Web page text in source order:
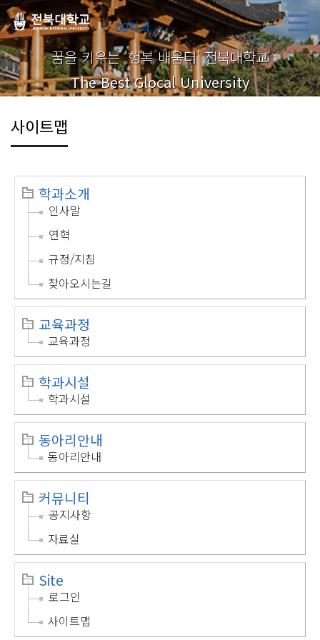
00학과
꿈을 키우는 '행복 배움터' 전북대학교
The Best Glocal University
사이트맵
학과소개
인사말
연혁
규정/지침
찾아오시는길
교육과정
교육과정
학과시설
학과시설
동아리안내
동아리안내
커뮤니티
공지사항
자료실
Site
로그인
사이트맵